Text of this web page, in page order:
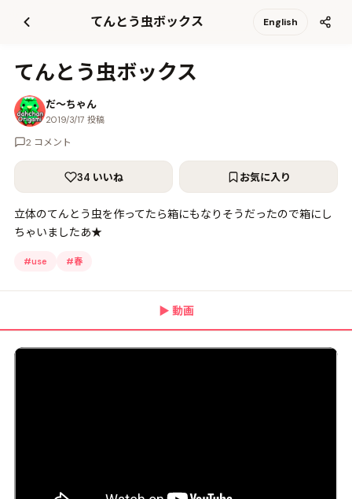
てんとう虫ボックス English
てんとう虫ボックス
だ〜ちゃん
2019/3/17 投稿
2 コメント
34 いいね お気に入り
立体のてんとう虫を作ってたら箱にもなりそうだったので箱にし
ちゃいましたあ★
#use #春
▶ 動画